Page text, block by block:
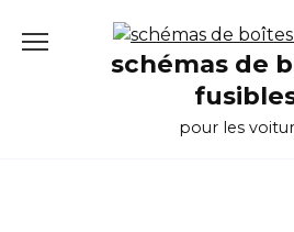
содержаниюschémas de
pour les